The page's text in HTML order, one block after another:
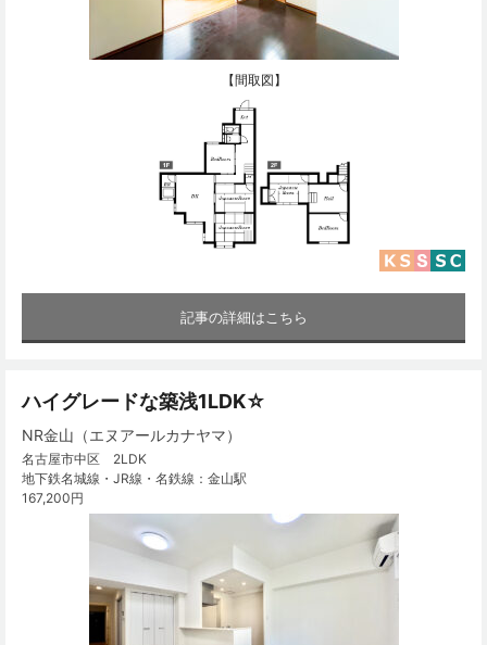
【間取図】
記事の詳細はこちら
ハイグレードな築浅1LDK☆
NR金山（エヌアールカナヤマ）
名古屋市中区 2LDK
地下鉄名城線・JR線・名鉄線：金山駅
167,200円